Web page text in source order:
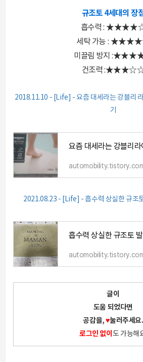
규조토 4세대의 장
흡수력 :
세탁 가능 :
미끌림 방지
건조력
2018.11.10 - [Life] - 요즘 대세라는 강블리
기
2021.08.23 - [Life] - 흡수력 상실한 규조
흡수력 상실한 규조토
글이
도움 되었다면
공감을,♥눌러주세요.
로그인 없이 도 가능해